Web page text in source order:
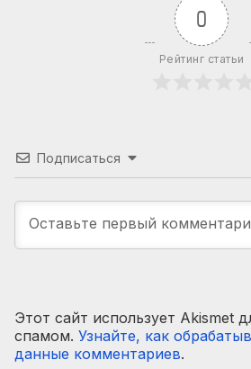
0
Рейтинг статьи
Подписаться
Этот сайт использует Akismet
спамом. Узнайте, как
данные комментариев.